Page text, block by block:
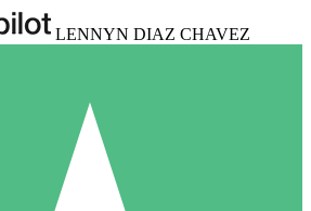
LENNYN DIAZ CHAVEZ